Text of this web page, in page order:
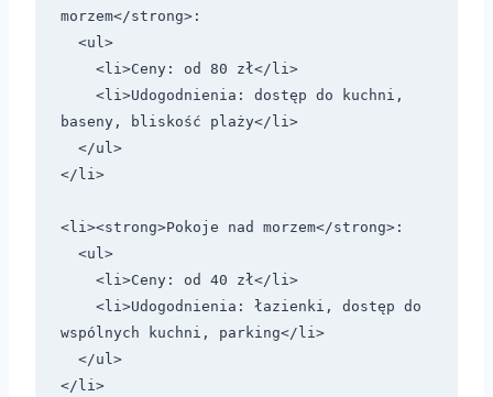
morzem</strong>:
baseny, bliskość plaży</li>
</li>
<li><strong>Pokoje nad morzem</strong>:
wspólnych kuchni, parking</li>
</li>